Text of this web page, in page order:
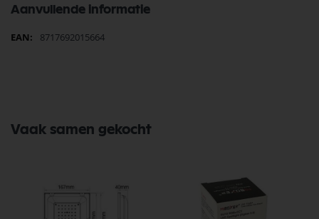
Aanvullende informatie
Meer
8717692015664
Vaak samen gekocht